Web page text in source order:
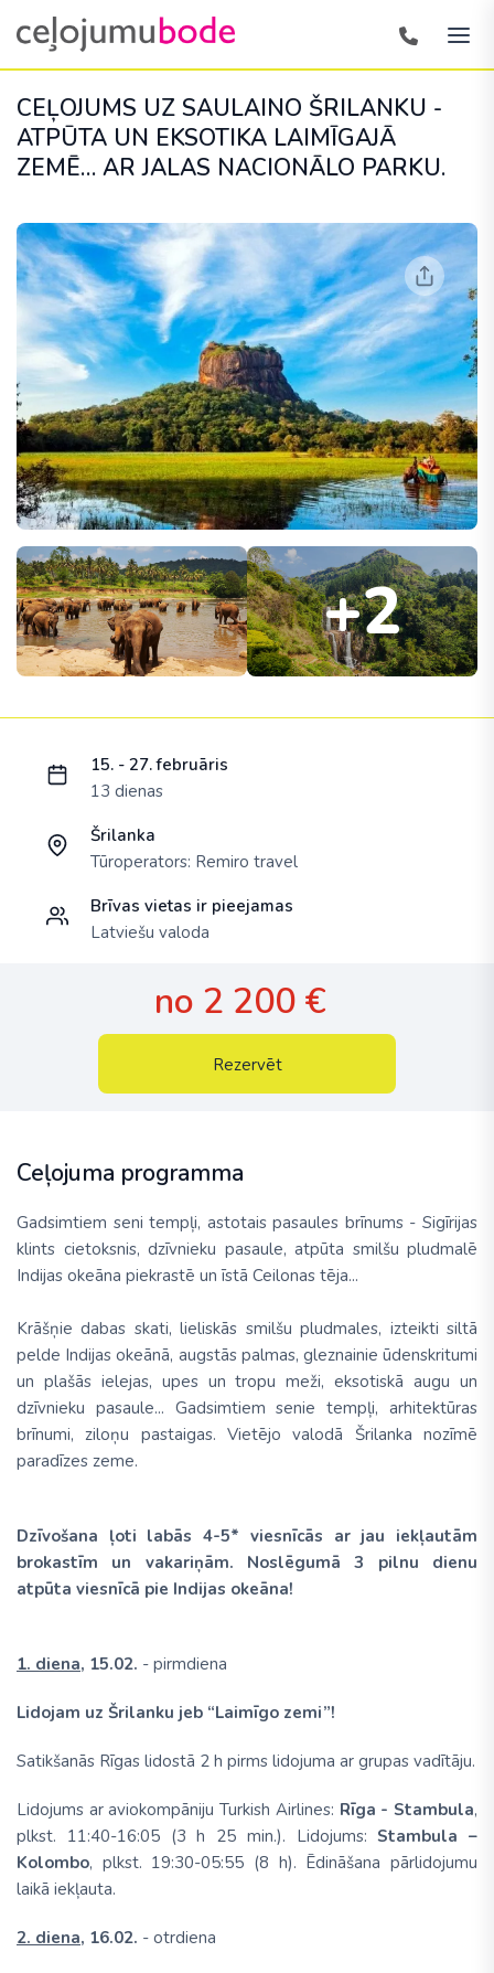
CEĻOJUMS UZ SAULAINO ŠRILANKU -
ATPŪTA UN EKSOTIKA LAIMĪGAJĀ
ZEMĒ… AR JALAS NACIONĀLO PARKU.
+2
Ceļojuma programma
Gadsimtiem seni tempļi, astotais pasaules brīnums - Sigīrijas
klints cietoksnis, dzīvnieku pasaule, atpūta smilšu pludmalē
Indijas okeāna piekrastē un īstā Ceilonas tēja...
Krāšņie dabas skati, lieliskās smilšu pludmales, izteikti siltā
pelde Indijas okeānā, augstās palmas, gleznainie ūdenskritumi
un plašās ielejas, upes un tropu meži, eksotiskā augu un
dzīvnieku pasaule... Gadsimtiem senie tempļi, arhitektūras
brīnumi, ziloņu pastaigas. Vietējo valodā Šrilanka nozīmē
paradīzes zeme.
Dzīvošana ļoti labās 4-5* viesnīcās ar jau iekļautām
brokastīm un vakariņām. Noslēgumā 3 pilnu dienu
atpūta viesnīcā pie Indijas okeāna!
1. diena, 15.02. - pirmdiena
Lidojam uz Šrilanku jeb “Laimīgo zemi”!
Satikšanās Rīgas lidostā 2 h pirms lidojuma ar grupas vadītāju.
Lidojums ar aviokompāniju Turkish Airlines: Rīga - Stambula,
plkst. 11:40-16:05 (3 h 25 min.). Lidojums: Stambula –
Kolombo, plkst. 19:30-05:55 (8 h). Ēdināšana pārlidojumu
laikā iekļauta.
2. diena, 16.02. - otrdiena
15. - 27. februāris
13 dienas
Šrilanka
Tūroperators: Remiro travel
Brīvas vietas ir pieejamas
Latviešu valoda
no 2 200 €
Rezervēt